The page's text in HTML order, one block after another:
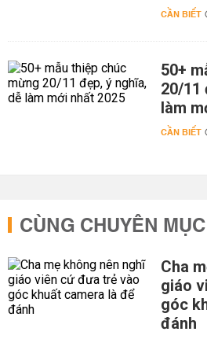
CẦN BIẾT
50+
20/11
làm
CẦN BIẾT
CÙNG CHUYÊN MỤC
Cha
giáo
góc
đánh